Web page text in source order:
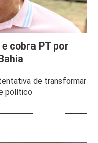
cobra PT por
de transformar
político